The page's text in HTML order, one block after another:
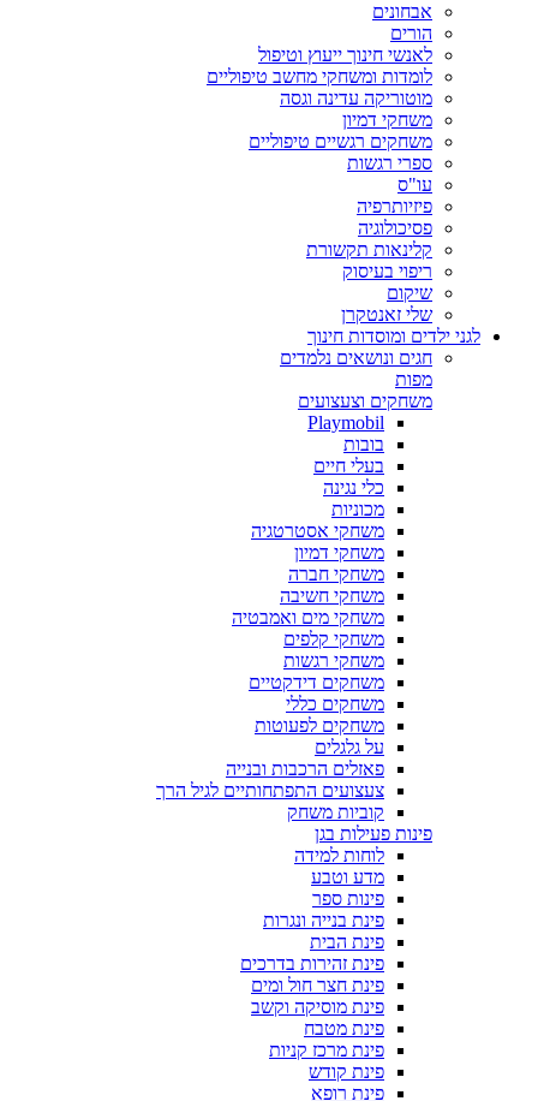
אבחונים
הורים
לאנשי חינוך ייעוץ וטיפול
לומדות ומשחקי מחשב טיפוליים
מוטוריקה עדינה וגסה
משחקי דמיון
משחקים רגשיים טיפוליים
ספרי רגשות
עו"ס
פיזיותרפיה
פסיכולוגיה
קלינאות תקשורת
ריפוי בעיסוק
שיקום
שלי זאנטקרן
לגני ילדים ומוסדות חינוך
חגים ונושאים נלמדים
מפות
משחקים וצעצועים
Playmobil
בובות
בעלי חיים
כלי נגינה
מכוניות
משחקי אסטרטגיה
משחקי דמיון
משחקי חברה
משחקי חשיבה
משחקי מים ואמבטיה
משחקי קלפים
משחקי רגשות
משחקים דידקטיים
משחקים כללי
משחקים לפעוטות
על גלגלים
פאזלים הרכבות ובנייה
צעצועים התפתחותיים לגיל הרך
קוביות משחק
פינות פעילות בגן
לוחות למידה
מדע וטבע
פינות ספר
פינת בנייה ונגרות
פינת הבית
פינת זהירות בדרכים
פינת חצר חול ומים
פינת מוסיקה וקשב
פינת מטבח
פינת מרכז קניות
פינת קודש
פינת רופא